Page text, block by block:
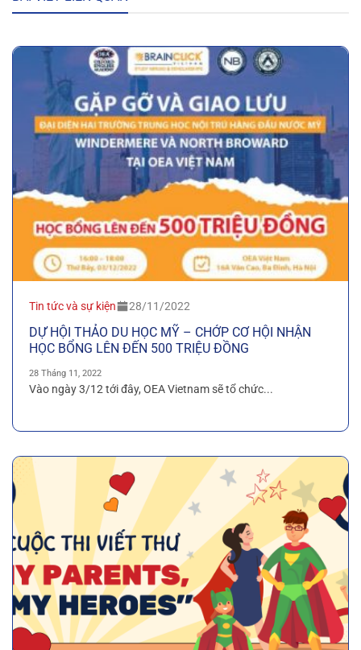
Tin tức và sự kiện 28/11/2022
DỰ HỘI THẢO DU HỌC MỸ – CHỚP CƠ HỘI NHẬN
HỌC BỔNG LÊN ĐẾN 500 TRIỆU ĐỒNG
28 Tháng 11, 2022
Vào ngày 3/12 tới đây, OEA Vietnam sẽ tổ chức...